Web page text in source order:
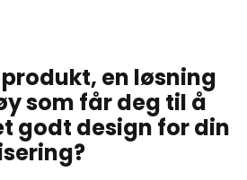
en løsning
som får deg til å
godt design for din